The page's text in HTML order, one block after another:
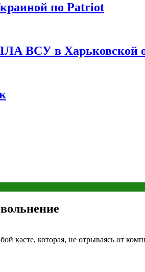
по Patriot
ВСУ в Харьковской
касте, которая, не отрываясь от